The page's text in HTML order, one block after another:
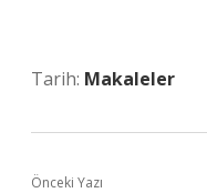
Tarih: Makaleler
Önceki Yazı